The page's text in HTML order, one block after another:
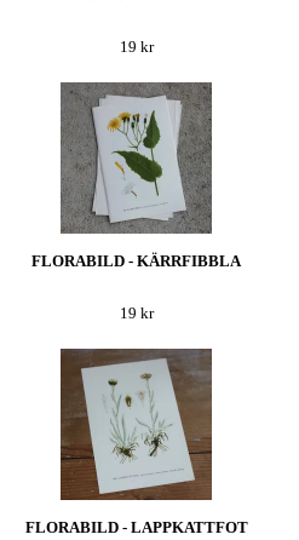
19 kr
FLORABILD - KÄRRFIBBLA
19 kr
FLORABILD - LAPPKATTFOT